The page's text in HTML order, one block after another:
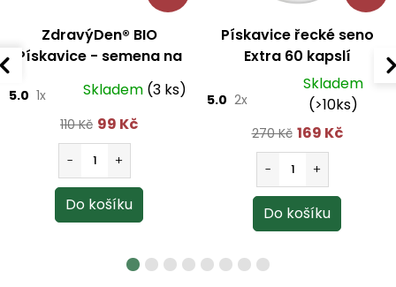
ZdravýDen® BIO
Pískavice - semena na
5.0 1x Skladem (3 ks)
110 Kč 99 Kč
Pískavice řecké seno
Extra 60 kapslí
5.0 2x
Skladem
(>10ks)
270 Kč 169 Kč